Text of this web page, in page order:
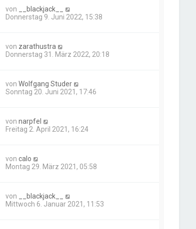
von
__blackjack__
Donnerstag 9. Juni 2022, 15:38
von zarathustra
Donnerstag 31. März 2022, 20:18
vonWolfgang Studer
Sonntag 20. Juni 2021, 17:46
vonnarpfel
Freitag 2. April 2021, 16:24
voncalo
Montag 29. März 2021, 05:58
von
__blackjack__
Mittwoch 6. Januar 2021, 11:53